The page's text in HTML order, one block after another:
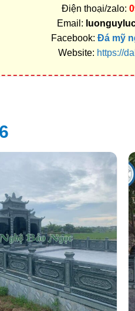
Điện thoại/zalo:
Email:
Facebook: Đá mỹ
Website: https://